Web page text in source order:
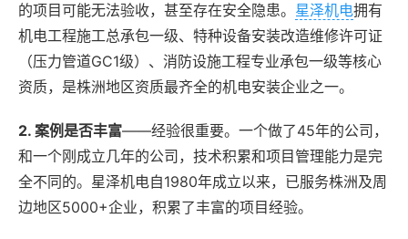
的项目可能无法验收，甚至存在安全隐患。 星泽机电拥有
机电工程施工总承包一级、特种设备安装改造维修许可证
（压力管道GC1级）、消防设施工程专业承包一级等核心
资质，是株洲地区资质最齐全的机电安装企业之一。
2. 案例是否丰富——经验很重要。一个做了45年的公司，
和一个刚成立几年的公司，技术积累和项目管理能力是完
全不同的。星泽机电自1980年成立以来，已服务株洲及周
边地区5000+企业，积累了丰富的项目经验。